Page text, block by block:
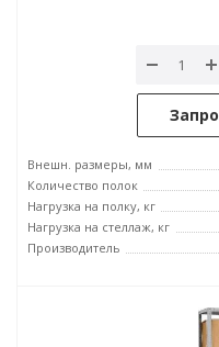
Внешн. размеры, мм
Количество полок
Нагрузка на полку, кг
Нагрузка на стеллаж, кг
Производитель